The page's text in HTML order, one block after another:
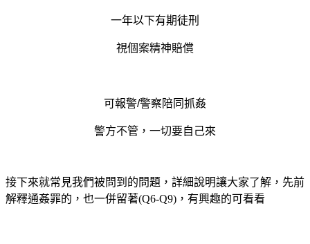
一年以下有期徒刑
視個案精神賠償
可報警/警察陪同抓姦
警方不管，一切要自己來
接下來就常見我們被問到的問題，詳細說明讓大家了解，先前
解釋通姦罪的，也一併留著(Q6-Q9)，有興趣的可看看